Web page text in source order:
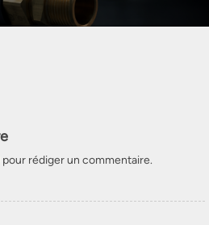
pour rédiger un commentaire.